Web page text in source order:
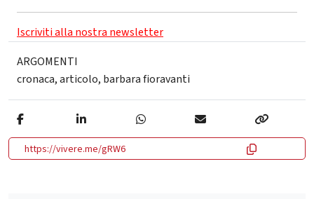
Iscriviti alla nostra newsletter
ARGOMENTI
cronaca,articolo, barbara fioravanti
https://vivere.me/gRW6